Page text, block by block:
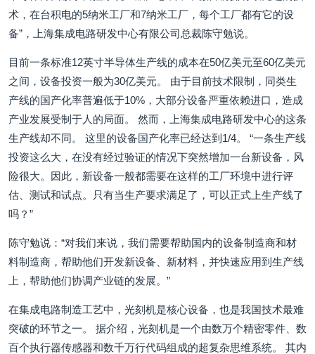
术，在台积电的5纳米工厂和7纳米工厂，每个工厂都有它的设
备”，上海集成电路研发中心有限公司总裁陈守勉说。
目前一条标准12英寸半导体生产线的成本在50亿美元至60亿美元
之间，设备投资一般为30亿美元。 由于目前技术限制，同类生
产线的国产化率普遍低于10%，大部分设备严重依赖进口，造成
产业发展受制于人的局面。 然而，上海集成电路研发中心的这条
生产线却不同。 这里的设备国产化率已经达到1/4。 “一条生产线
投资这么大，在没有经过验证的情况下突然增加一台新设备，风
险很大。因此，新设备一般都需要在这样的工厂环境中进行评
估、测试和试点。只有当生产要求满足了，可以正式上生产线了
吗？”
陈守勉说：“对我们来说，我们需要帮助国内的设备制造商和材
料制造商，帮助他们开发新设备、新材料，并快速应用到生产线
上，帮助他们协调产业链的发展。”
在集成电路制造工艺中，光刻机是核心设备，也是我国技术最难
突破的环节之一。 据介绍，光刻机是一个由数万个精密零件、数
百个执行器传感器和数千万行代码组成的超复杂思维系统。 其内